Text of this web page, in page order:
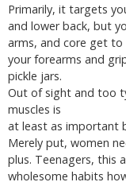
Primarily, it targets
and lower back, but
arms, and core get
your forearms and
pickle jars.
Out of sight and too
muscles is
at least as important
Merely put, women
plus. Teenagers, this
wholesome habits